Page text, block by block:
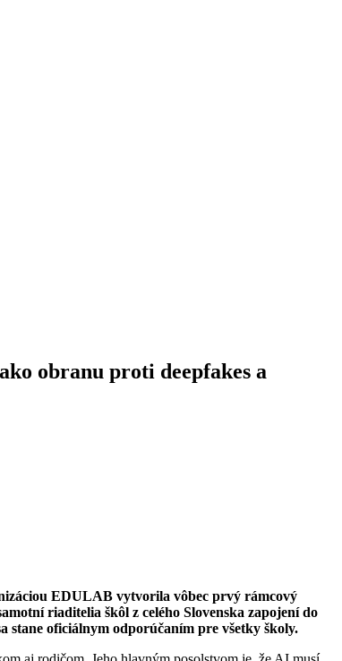
obranu proti deepfakes a
EDULAB vytvorila vôbec prvý rámcový
riaditelia škôl z celého Slovenska zapojení do
stane oficiálnym odporúčaním pre všetky školy.